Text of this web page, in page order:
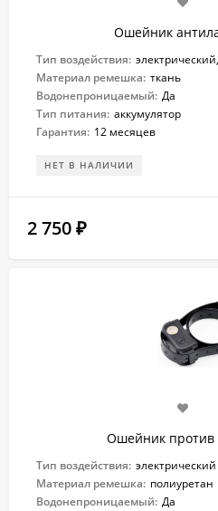
Ошейник
Тип воздействия:
Материал ремешка: ткань
Водонепроницаемый: Да
Тип питания: аккумулятор
Гарантия: 12 месяцев
НЕТ В НАЛИЧИИ
2 750 ₽
Ошейник против
Тип воздействия: электрический
Материал ремешка: полиуретан
Водонепроницаемый: Да